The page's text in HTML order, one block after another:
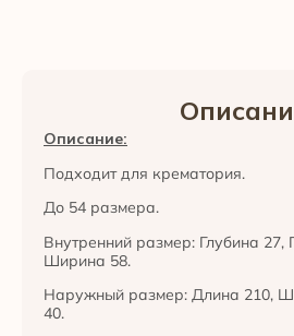
Описание:
Подходит для крематория.
До 54 размера.
Внутренний размер: Глубина 27,
Ширина 58.
Наружный размер: Длина 210,
40.